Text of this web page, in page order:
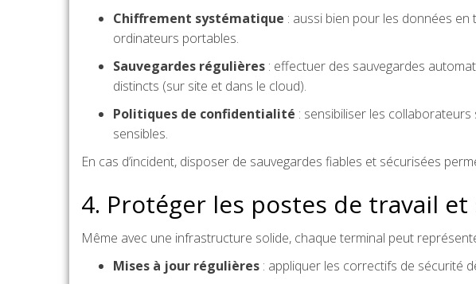
Chiffrement systématique : aussi bien pour les données
ordinateurs portables.
Sauvegardes régulières : effectuer des sauvegardes
distincts (sur site et dans le cloud).
Politiques de confidentialité : sensibiliser les
sensibles.
En cas d’incident, disposer de sauvegardes fiables et sécurisées
4. Protéger les postes de travail et
Même avec une infrastructure solide, chaque terminal peut
Mises à jour régulières : appliquer les correctifs de sécurité